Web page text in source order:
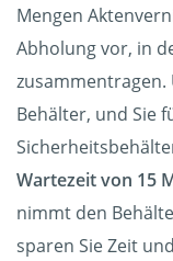
Mengen
Abholung vor, in
Behälter, und Sie
Wartezeit von 15
nimmt den
sparen Sie Zeit